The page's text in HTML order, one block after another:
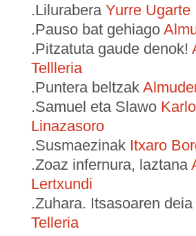
.Lilurabera Yurre Ugarte
.Pauso bat gehiago
.Pitzatuta gaude denok!
Tellleria
.Puntera beltzak
.Samuel eta Slawo
Linazasoro
.Susmaezinak Itxaro
.Zoaz infernura, laztana
Lertxundi
.Zuhara. Itsasoaren deia
Telleria